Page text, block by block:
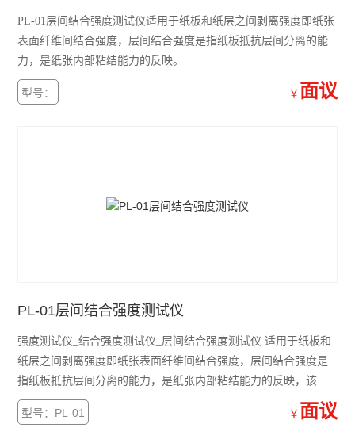
耐折度仪
定量取样器
弯曲挺度测试仪
PL-01层间结合强度测试仪适用于纸板和纸层之间剥离强度即纸张
表面纤维间结合强度，层间结合强度是指纸板抵抗层间分离的能
力，是纸张内部粘结能力的反映。
型号： ￥ 面议
PL-01层间结合强度测试仪
强度测试仪_结合强度测试仪_层间结合强度测试仪 适用于纸板和
纸层之间剥离强度即纸张表面纤维间结合强度，层间结合强度是
指纸板抵抗层间分离的能力，是纸张内部粘结能力的反映，该项
测试在多层纸板如箱纸板、白纸板、灰板纸、白卡纸等在印刷、
包装工业中有广泛的应用
型号：PL-01 ￥ 面议